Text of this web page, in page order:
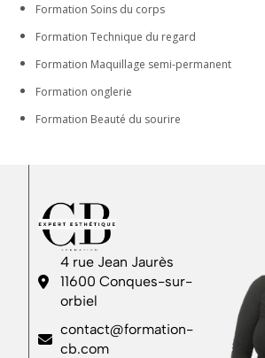
Formation Soins du corps
Formation Technique du regard
Formation Maquillage semi-permanent
Formation onglerie
Formation Beauté du sourire
4 rue Jean Jaurès
11600 Conques-sur-
orbiel
contact@formation-
cb.com